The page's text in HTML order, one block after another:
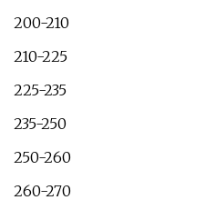
200-210
210-225
225-235
235-250
250-260
260-270